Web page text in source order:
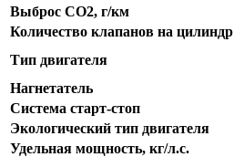
Выброс CO2, г/км
Количество клапанов на цилиндр
Тип двигателя
Нагнетатель
Система старт-стоп
Экологический тип двигателя
Удельная мощность, кг/л.с.